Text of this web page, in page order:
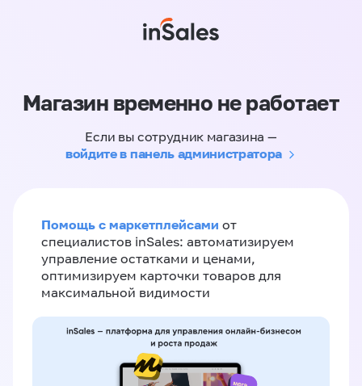
Магазин временно не работает
Если вы сотрудник магазина —
войдите в панель администратора
Помощь с маркетплейсами от
специалистов inSales: автоматизируем
управление остатками и ценами,
оптимизируем карточки товаров для
максимальной видимости